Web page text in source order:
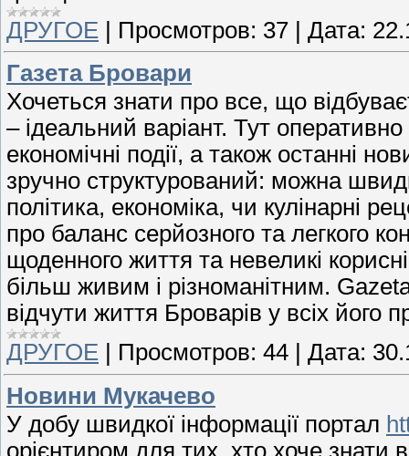
ДРУГОЕ | Просмотров: 37 | Дата:
Газета Бровари
Хочеться знати про все, що
– ідеальний варіант. Тут
економічні події, а також останні
зручно структурований: можна
політика, економіка, чи кулінарні
про баланс серйозного та легкого
щоденного життя та невеликі
більш живим і різноманітним.
відчути життя Броварів у всіх його
ДРУГОЕ
Просмотров: 44 Дата:
Новини Мукачево
У добу швидкої інформації портал
орієнтиром для тих, хто хоче знати